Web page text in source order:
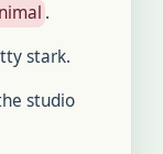
.
stark.
studio